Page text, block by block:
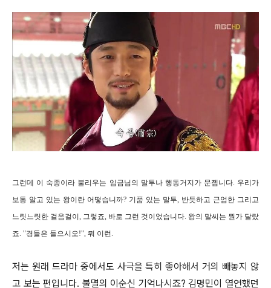
그런데 이 숙종이라 불리우는 임금님의 말투나 행동거지가 문젭니다. 우리가
보통 알고 있는 왕이란 어떻습니까? 기품 있는 말투, 반듯하고 근엄한 그리고
느릿느릿한 걸음걸이, 그렇죠, 바로 그런 것이었습니다. 왕의 말씨는 뭔가 달랐
죠. "경들은 들으시오!", 뭐 이런.
저는 원래 드라마 중에서도 사극을 특히 좋아해서 거의 빼놓지 않
고 보는 편입니다. 불멸의 이순신 기억나시죠? 김명민이 열연했던